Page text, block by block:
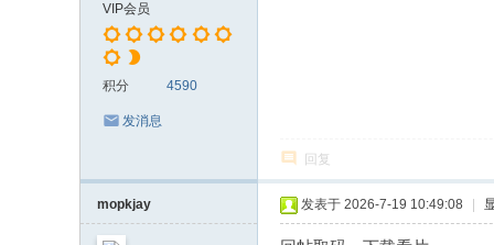
VIP会员
积分 4590
发消息
回复
mopkjay 发表于 2026-7-19 10:49:08